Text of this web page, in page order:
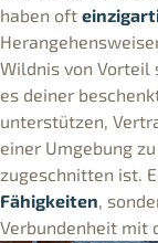
haben oft
Wildnis von Vorteil
es deiner
unterstützen,
einer Umgebung
zugeschnitten ist.
Fähigkeiten,
Verbundenheit mit